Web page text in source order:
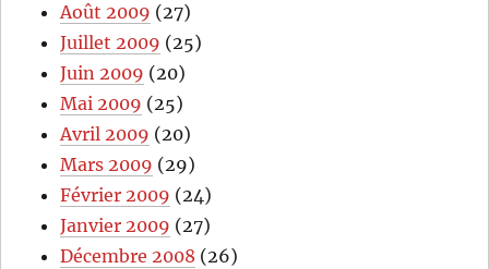
Août 2009 (27)
Juillet 2009 (25)
Juin 2009 (20)
Mai 2009 (25)
Avril 2009 (20)
Mars 2009 (29)
Février 2009 (24)
Janvier 2009 (27)
Décembre 2008 (26)